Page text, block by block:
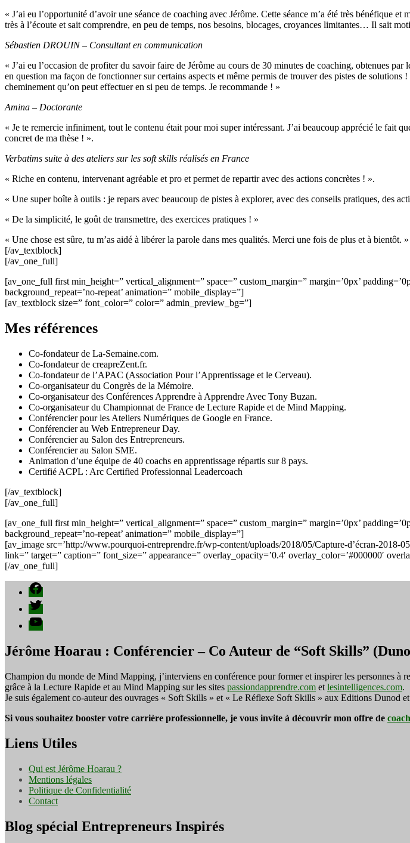
« J’ai eu l’opportunité d’avoir une séance de coaching avec Jérôme. Cette séance m’a été très bénéfique
très à l’écoute et sait comprendre, en peu de temps, nos besoins, blocages, croyances limitantes… Il sait
Sébastien DROUIN – Consultant en communication
« J’ai eu l’occasion de profiter du savoir faire de Jérôme au cours de 30 minutes de coaching, obtenues
en question ma façon de fonctionner sur certains aspects et même permis de trouver des pistes de solutions
cheminement qu’on peut effectuer en si peu de temps. Je recommande ! »
Amina – Doctorante
« Je te remercie infiniment, tout le contenu était pour moi super intéressant. J’ai beaucoup apprécié le fait
concret de ma thèse ! ».
Verbatims suite à des ateliers sur les soft skills réalisés en France
« Riche en contenu, intervenant agréable et pro et permet de repartir avec des actions concrètes ! ».
« Une super boîte à outils : je repars avec beaucoup de pistes à explorer, avec des conseils pratiques, des
« De la simplicité, le goût de transmettre, des exercices pratiques ! »
« Une chose est sûre, tu m’as aidé à libérer la parole dans mes qualités. Merci une fois de plus et à bientôt. »
[/av_textblock]
[/av_one_full]
[av_one_full first min_height=” vertical_alignment=” space=” custom_margin=” margin=’0px’
background_repeat=’no-repeat’ animation=” mobile_display=”]
[av_textblock size=” font_color=” color=” admin_preview_bg=”]
Mes références
Co-fondateur de La-Semaine.com.
Co-fondateur de creapreZent.fr.
Co-fondateur de l’APAC (Association Pour l’Apprentissage et le Cerveau).
Co-organisateur du Congrès de la Mémoire.
Co-organisateur des Conférences Apprendre à Apprendre Avec Tony Buzan.
Co-organisateur du Championnat de France de Lecture Rapide et de Mind Mapping.
Conférencier pour les Ateliers Numériques de Google en France.
Conférencier au Web Entrepreneur Day.
Conférencier au Salon des Entrepreneurs.
Conférencier au Salon SME.
Animation d’une équipe de 40 coachs en apprentissage répartis sur 8 pays.
Certifié ACPL : Arc Certified Professionnal Leadercoach
[/av_textblock]
[/av_one_full]
[av_one_full first min_height=” vertical_alignment=” space=” custom_margin=” margin=’0px’
background_repeat=’no-repeat’ animation=” mobile_display=”]
[av_image src=’http://www.pourquoi-entreprendre.fr/wp-content/uploads/2018/05/Capture-d’écran-2018-
link=” target=” caption=” font_size=” appearance=” overlay_opacity=’0.4′ overlay_color=’#000000′
[/av_one_full]
Facebook
Twitter
YouTube
Jérôme Hoarau : Conférencier – Co Auteur de “Soft Skills”
Champion du monde de Mind Mapping, j’interviens en conférence pour former et inspirer les personnes à
grâce à la Lecture Rapide et au Mind Mapping sur les sites passiondapprendre.com et lesintelligences.com.
Je suis également co-auteur des ouvrages « Soft Skills » et « Le Réflexe Soft Skills » aux Editions Dunod
Si vous souhaitez booster votre carrière professionnelle, je vous invite à découvrir mon offre de
Liens Utiles
Qui est Jérôme Hoarau ?
Mentions légales
Politique de Confidentialité
Contact
Blog spécial Entrepreneurs Inspirés